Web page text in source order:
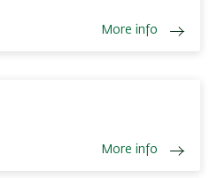
More info
More info